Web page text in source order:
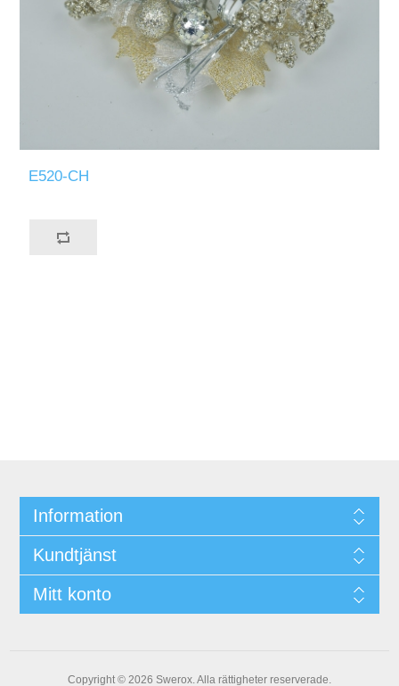
E520-CH
Information
Kundtjänst
Mitt konto
Copyright © 2026 Swerox. Alla rättigheter reserverade.